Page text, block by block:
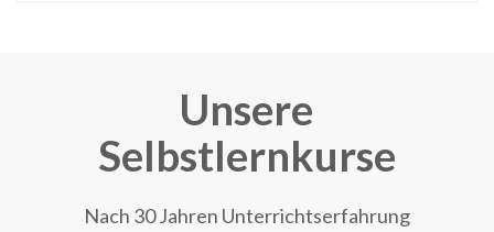
Unsere
Selbstlernkurse
Nach 30 Jahren Unterrichtserfahrung